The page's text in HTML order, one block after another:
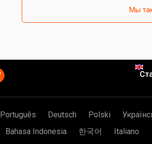
Мы
Português Deutsch Polski
Bahasa Indonesia 한국어 Italiano